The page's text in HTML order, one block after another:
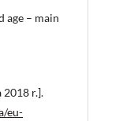
age – main
2018 r.].
eu-